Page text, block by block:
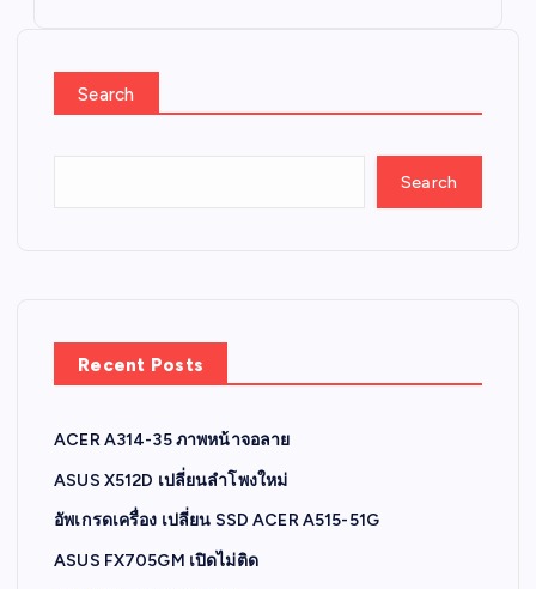
Search
Search
Recent Posts
ACER A314-35 ภาพหน้าจอลาย
ASUS X512D เปลี่ยนลำโพงใหม่
อัพเกรดเครื่อง เปลี่ยน SSD ACER A515-51G
ASUS FX705GM เปิดไม่ติด